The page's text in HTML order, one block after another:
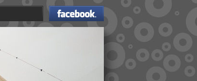
Facebook